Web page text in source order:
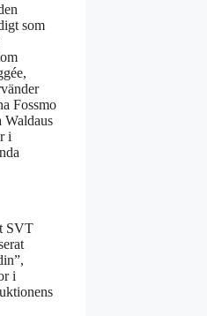
som
Fossmo
Waldaus
i
SVT
i